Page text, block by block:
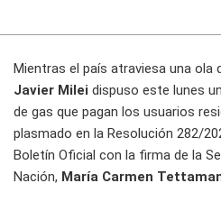
Mientras el país atraviesa una ola
Javier Milei dispuso este lunes
de gas que pagan los usuarios
plasmado en la Resolución 282/
Boletín Oficial con la firma de la
Nación, María Carmen